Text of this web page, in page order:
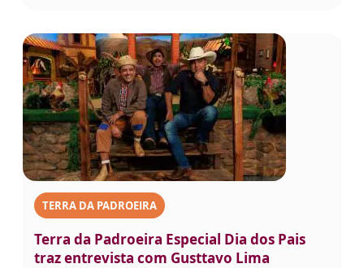
TERRA DA PADROEIRA
Terra da Padroeira Especial Dia dos Pais
traz entrevista com Gusttavo Lima